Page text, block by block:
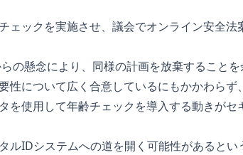
ェックを実施させ、議会でオンライン安全法
の懸念により、同様の計画を放棄することを
性について広く合意しているにもかかわらず
を使用して年齢チェックを導入する動きがセ
IDシステムへの道を開く可能性があるとい